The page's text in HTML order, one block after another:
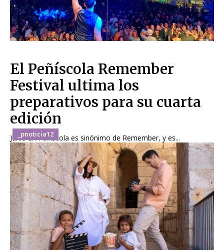
_pnoticia12
El Peñíscola Remember
Festival ultima los
preparativos para su cuarta
edición
Junio en Peñíscola es sinónimo de Remember, y es...